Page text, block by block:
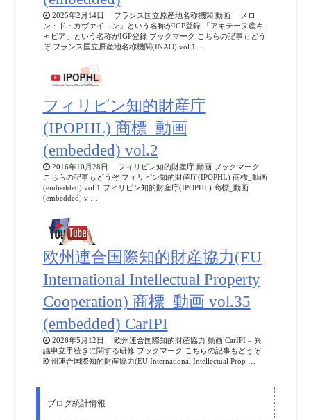
2025年2月14日 フランス国立原産地名称機関 動画 「メロ
ン・ド・カヴァイヨン」という名称がIGP登録 「アキテーヌ産キ
ャビア」という名称がIGP登録 ブックマーク こちらの記事もどう
ぞ フランス国立原産地名称機関(INAO) vol.1 …
フィリピン知的財産庁
(IPOPHL) 商標_動画
(embedded) vol.2
2016年10月28日 フィリピン知的財産庁 動画 ブックマーク
こちらの記事もどうぞ フィリピン知的財産庁(IPOPHL) 商標_動画
(embedded) vol.1 フィリピン知的財産庁(IPOPHL) 商標_動画
(embedded) v …
欧州連合国際知的財産協力(EU
International Intellectual Property
Cooperation) 商標_動画 vol.35
(embedded) CarIPI
2026年5月12日 欧州連合国際知的財産協力 動画 CarIPI – 異
議申立手続きに関する研修 ブックマーク こちらの記事もどうぞ
欧州連合国際知的財産協力(EU International Intellectual Prop …
ブログ統計情報